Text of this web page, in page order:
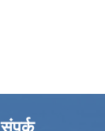
संपर्क